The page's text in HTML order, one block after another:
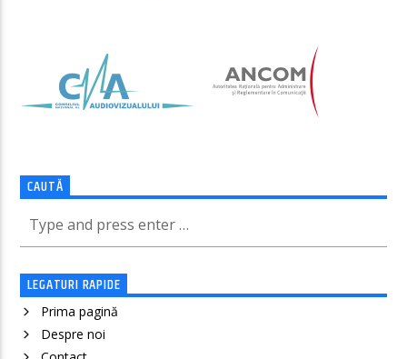
CAUTĂ
LEGATURI RAPIDE
Prima pagină
Despre noi